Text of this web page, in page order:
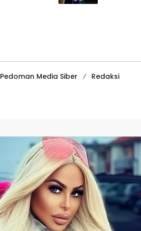
Pedoman Media Siber
Redaksi